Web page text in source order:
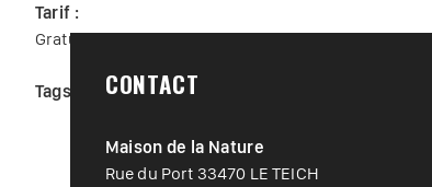
Tarif :
Gratuit
Tags : Loisir nature#
CONTACT
Maison de la Nature
Rue du Port 33470 LE TEICH